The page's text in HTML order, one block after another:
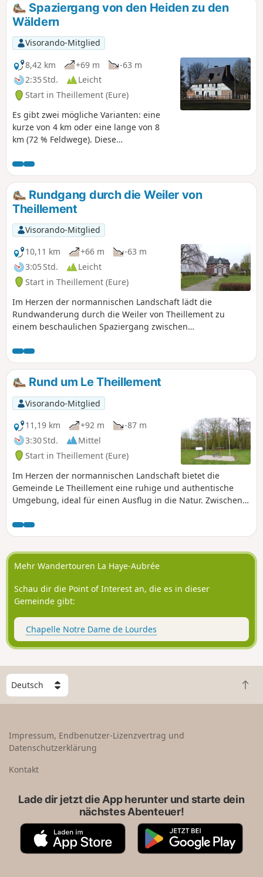
Spaziergang von den Heiden zu den
Wäldern
Visorando-Mitglied
8,42 km
+69 m
-63 m
2:35 Std.
Leicht
Start in Theillement (Eure)
Es gibt zwei mögliche Varianten: eine
kurze von 4 km oder eine lange von 8
km (72 % Feldwege). Diese
bietet vor allem ein interessantes
Kulturerbe mit dem Manoir du Val und
seinem eleganten Backstein-
Taubenschlag, dem kleinen Manoir du
Thuit und der Villa des Bruyères, ohne
die Kirche und ein typisches
Reetdachhaus am Startpunkt zu
vergessen. Lange Walddurchquerungen
wechseln sich mit offeneren
Landschaften der landwirtschaftlichen
Hochebene ab. Die gelegentliche
Belästigung durch die nahe gelegene
Autobahn ist schnell vergessen.
Rundgang durch die Weiler von
Theillement
Visorando-Mitglied
10,11 km
+66 m
-63 m
3:05 Std.
Leicht
Start in Theillement (Eure)
Im Herzen der normannischen Landschaft lädt die
Rundwanderung durch die Weiler von Theillement zu
einem beschaulichen Spaziergang zwischen
bietet ein authentisches Eintauchen in eine unberührte
ländliche Landschaft, in der sich lokales Kulturerbe, üppige
Natur und eine ruhige Atmosphäre vermischen. Ideal für
Liebhaber gemächlicher Spaziergänge und idyllischer
Entdeckungen, offenbart diese Route den ganzen
unaufdringlichen Reichtum von Theillement und seiner
Umgebung.
Rund um Le Theillement
Visorando-Mitglied
11,19 km
+92 m
-87 m
3:30 Std.
Mittel
Start in Theillement (Eure)
Im Herzen der normannischen Landschaft bietet die
Gemeinde Le Theillement eine ruhige und authentische
Umgebung, ideal für einen Ausflug in die Natur. Zwischen
diese Wanderung dazu ein, den Reichtum der typischen
Landschaften der Region zu entdecken, die von der
Landwirtschaft und der Zeit geprägt wurden.
Mehr Wandertouren La Haye-Aubrée
Schau dir die Point of Interest an, die es in dieser
Gemeinde gibt:
Chapelle Notre Dame de Lourdes
W
ä
h
e
n
Z
u
Impressum, Endbenutzer-Lizenzvertrag und
Datenschutzerklärung
Kontakt
Lade dir jetzt die App herunter und starte dein
nächstes Abenteuer!
A
p
G
o